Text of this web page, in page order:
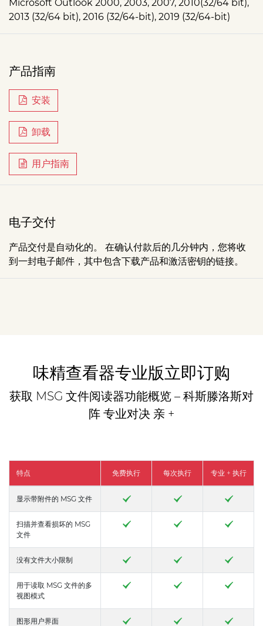
Microsoft Outlook 2000, 2003, 2007, 2010(32/64 bit),
2013 (32/64 bit), 2016 (32/64-bit), 2019 (32/64-bit)
产品指南
安装
卸载
用户指南
电子交付
产品交付是自动化的。 在确认付款后的几分钟内，您将收
到一封电子邮件，其中包含下载产品和激活密钥的链接。
味精查看器专业版立即订购
获取 MSG 文件阅读器功能概览 – 科斯滕洛斯对
阵 专业对决 亲 +
特点 免费执行 每次执行 专业 + 执行
显示带附件的 MSG 文件
扫描并查看损坏的 MSG
文件
没有文件大小限制
用于读取 MSG 文件的多
视图模式
图形用户界面